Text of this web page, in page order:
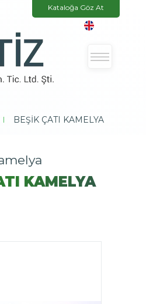
Kataloğa Göz At
| BEŞİK ÇATI KAMELYA
KAMELYA